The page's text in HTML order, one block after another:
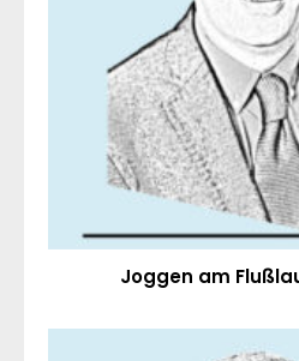
Joggen am